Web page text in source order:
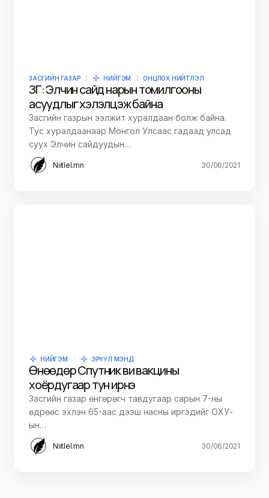
ЗАСГИЙН ГАЗАР НИЙГЭМ ОНЦЛОХ НИЙТЛЭЛ
ЗГ: Элчин сайд нарын томилгооны
асуудлыг хэлэлцэж байна
Засгийн газрын ээлжит хуралдаан болж байна.
Тус хуралдаанаар Монгол Улсаас гадаад улсад
суух Элчин сайдуудын…
Niitlel.mn 30/06/2021
НИЙГЭМ ЭРҮҮЛ МЭНД
Өнөөдөр Спутник ви вакцины
хоёрдугаар тун ирнэ
Засгийн газар өнгөрөгч тавдугаар сарын 7-ны
өдрөөс эхлэн 65-аас дээш насны иргэдийг ОХУ-
ын…
Niitlel.mn 30/06/2021